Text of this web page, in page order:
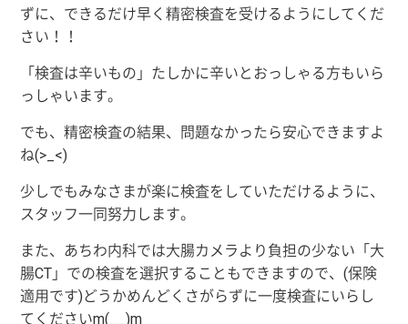
ずに、できるだけ早く精密検査を受けるようにしてくだ
さい！！
「検査は辛いもの」たしかに辛いとおっしゃる方もいら
っしゃいます。
でも、精密検査の結果、問題なかったら安心できますよ
ね(>_<)
少しでもみなさまが楽に検査をしていただけるように、
スタッフ一同努力します。
また、あちわ内科では大腸カメラより負担の少ない「大
腸CT」での検査を選択することもできますので、(保険
適用です)どうかめんどくさがらずに一度検査にいらし
てくださいm(__)m